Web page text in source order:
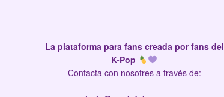
La plataforma para fans creada por fans del
K-Pop
Contacta con nosotres a través de: